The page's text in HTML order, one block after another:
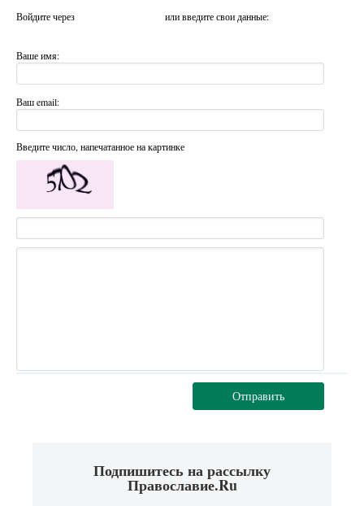
Войдите через или введите свои данные:
Ваше имя:
Ваш email:
Введите число, напечатанное на картинке
Отправить
Подпишитесь на рассылку
Православие.Ru